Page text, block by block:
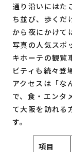
通り沿いにはた
ち並び、歩くだ
から夜にかけて
写真の人気スポ
キホーテの観覧
ビティも続々登
アクセスは「な
で、食・エンタ
て大阪を訪れる
す。
項目